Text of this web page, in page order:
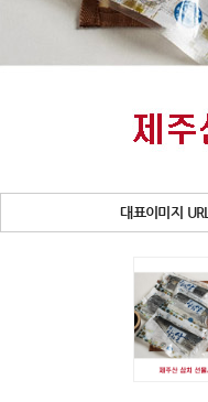
대표이미지 URL